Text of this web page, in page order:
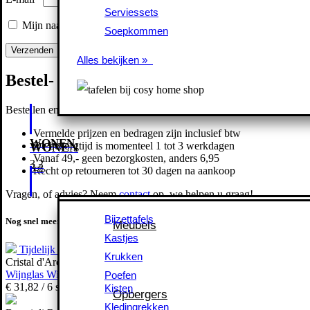
Serviessets
Soepkommen
Alles bekijken »
WONEN
Meubels
Bijzettafels
Kastjes
Krukken
Poefen
Opbergers
Kisten
Kledingrekken
Serviessets
Soepkommen
Alles bekijken »
WONEN
Meubels
Bijzettafels
Kastjes
Krukken
Poefen
Opbergers
Kisten
Kledingrekken
Mijn naam, e-mail en site opslaan in deze browser voor de
Bestel- en bezorginformatie
Bestellen en achteraf betalen is mogelijk, veilig en snel.
Vermelde prijzen en bedragen zijn inclusief btw
De bezorgtijd is momenteel 1 tot 3 werkdagen
Vanaf 49,- geen bezorgkosten, anders 6,95
Recht op retourneren tot 30 dagen na aankoop
Vragen, of advies? Neemcontactop, we helpen u graag!
Nog snel meenemen?
Tijdelijk uitverkocht
Cristal d'Arques
Wijnglas Wine Emotions CD 35cl
€ 31,82 / 6 stuks